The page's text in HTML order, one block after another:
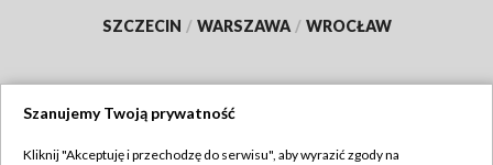
SZCZECIN / WARSZAWA / WROCŁAW
Szanujemy Twoją prywatność
Kliknij "Akceptuję i przechodzę do serwisu", aby wyrazić zgody na